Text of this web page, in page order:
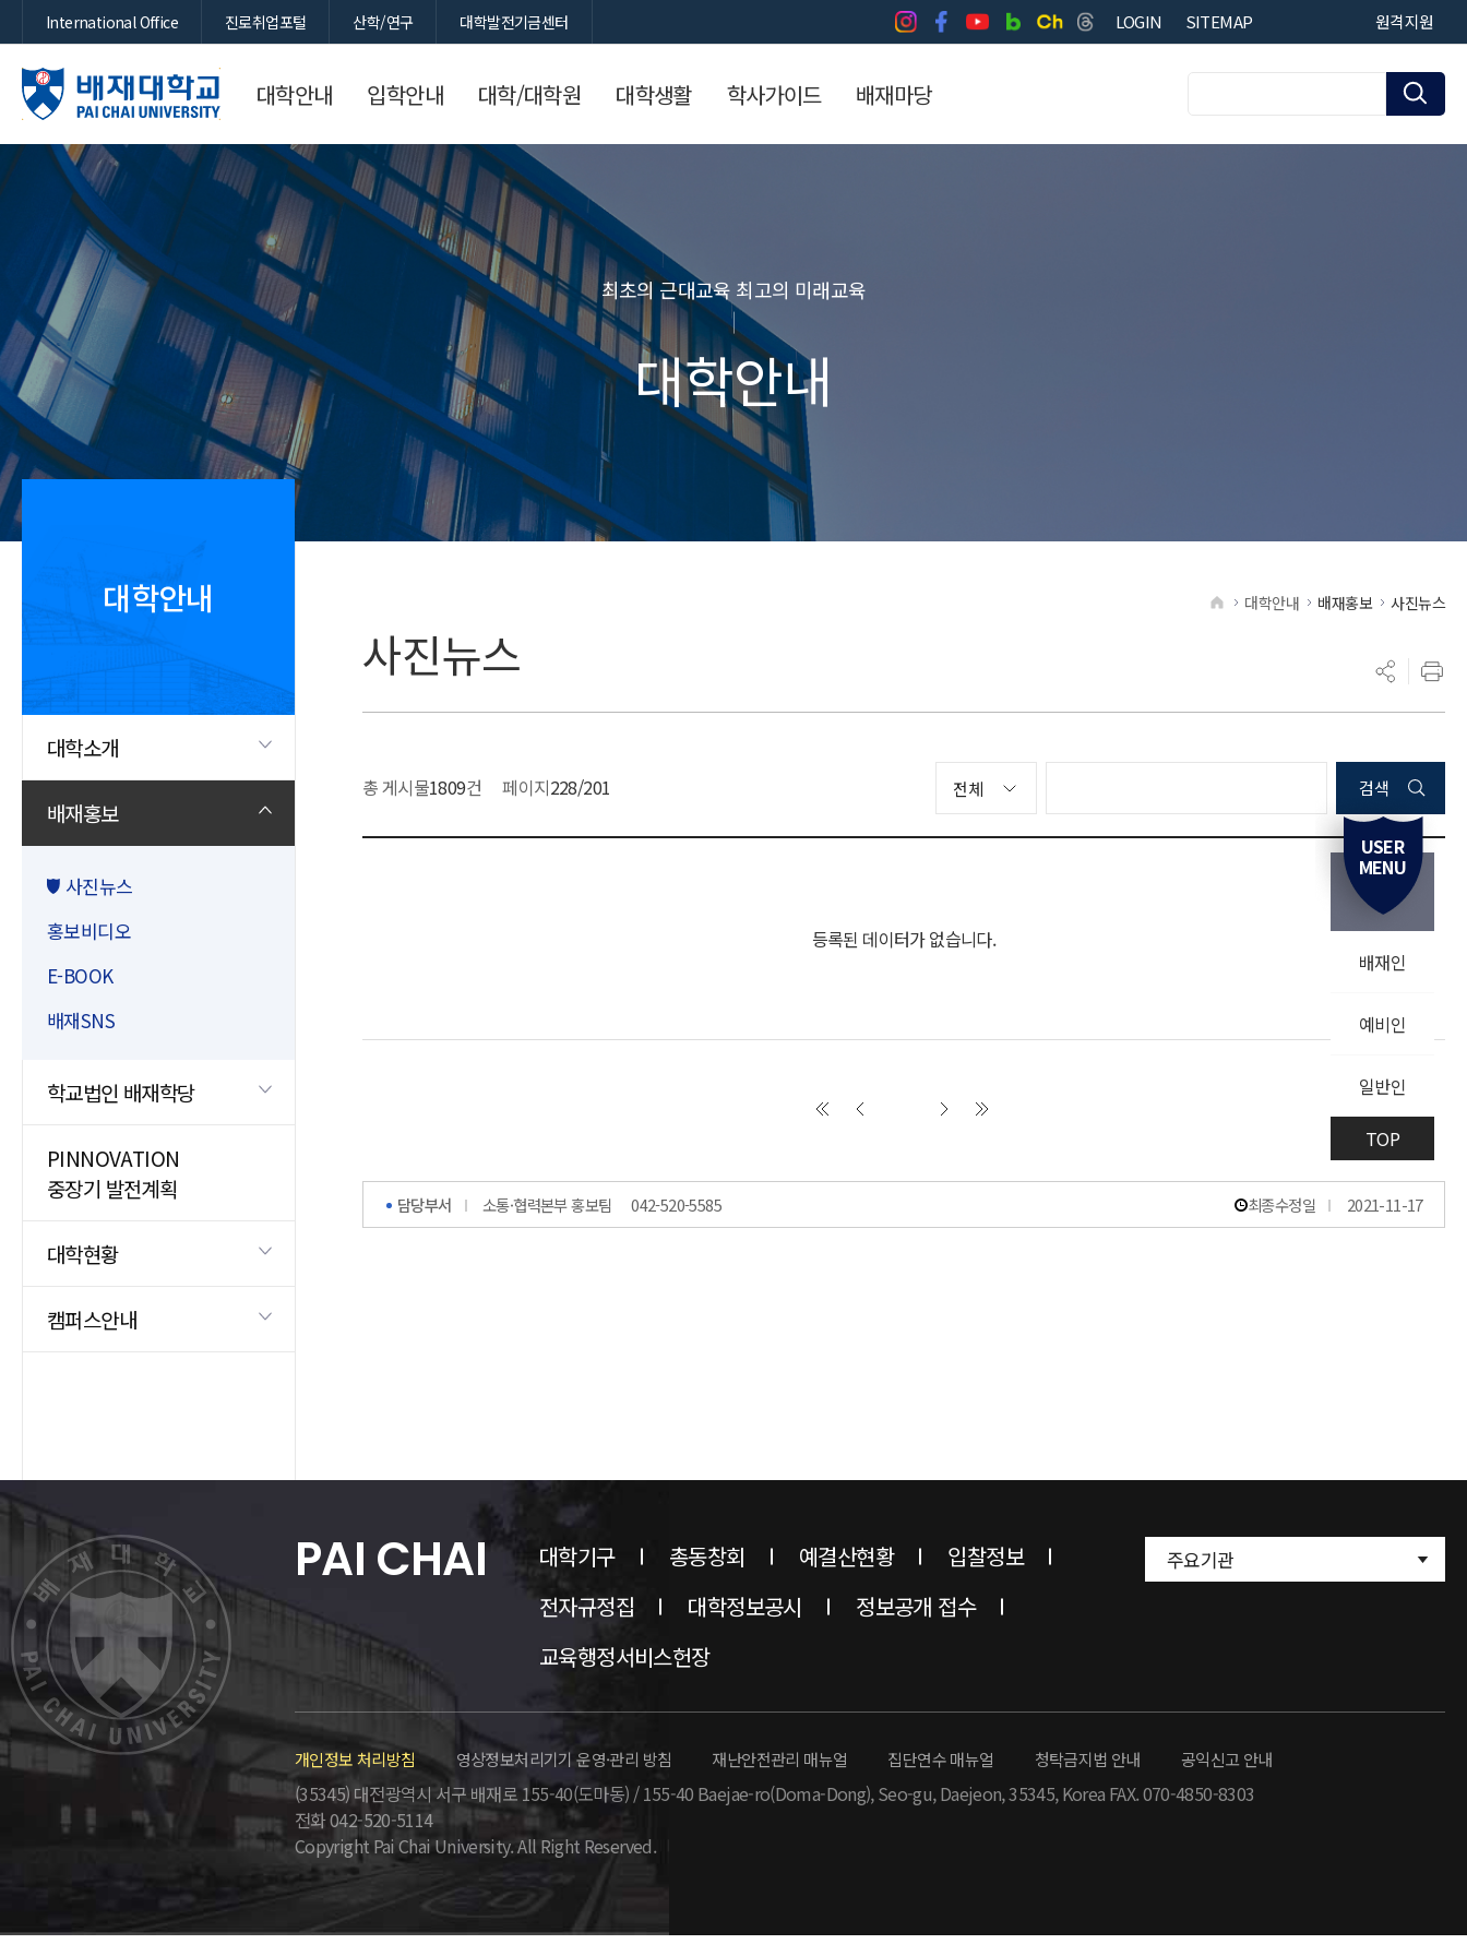
International Office 진로취업포털 산학/연구 대학발전기금센터 LOGIN SITEMAP 원격지원
대학안내 입학안내 대학/대학원 대학생활 학사가이드 배재마당
최초의 근대교육 최고의 미래교육
대학안내
대학안내
대학소개
배재홍보
사진뉴스
홍보비디오
E-BOOK
배재SNS
학교법인 배재학당
PINNOVATION
중장기 발전계획
대학현황
캠퍼스안내
사진뉴스
HOME
대학안내 배재홍보 사진뉴스
총 게시물1809건 페이지228/201 검색
등록된 데이터가 없습니다.
담당부서 소통·협력본부 홍보팀 042-520-5585 최종수정일 2021-11-17
USER
MENU
배재인
예비인
일반인
TOP
PAI CHAI 대학기구 총동창회 예결산현황
입찰정보
전자규정집
대학정보공시
정보공개 접수
교육행정서비스헌장
주요기관
개인정보 처리방침 영상정보처리기기 운영·관리 방침 재난안전관리 매뉴얼 집단연수 매뉴얼 청탁금지법 안내 공익신고 안내
(35345) 대전광역시 서구 배재로 155-40(도마동) / 155-40 Baejae-ro(Doma-Dong),Seo-gu, Daejeon, 35345, Korea FAX. 070-4850-8303
전화 042-520-5114
Copyright Pai Chai University. All Right Reserved.